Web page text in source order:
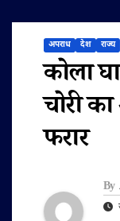
अपराध देश राज्य
कोला
चोरी
फरार
By